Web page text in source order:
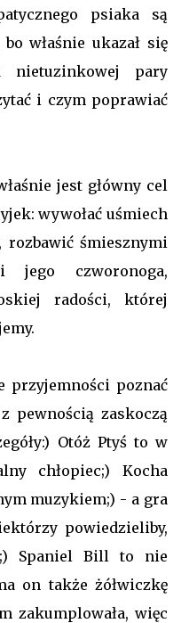
psiaka są
właśnie ukazał się
nietuzinkowej pary
i czym poprawiać
jest główny cel
wywołać uśmiech
rozbawić śmiesznymi
jego czworonoga,
radości, której
przyjemności poznać
pewnością zaskoczą
Otóż Ptyś to w
chłopiec;) Kocha
muzykiem;) - a gra
powiedzieliby,
Spaniel Bill to nie
on także żółwiczkę
zakumplowała, więc